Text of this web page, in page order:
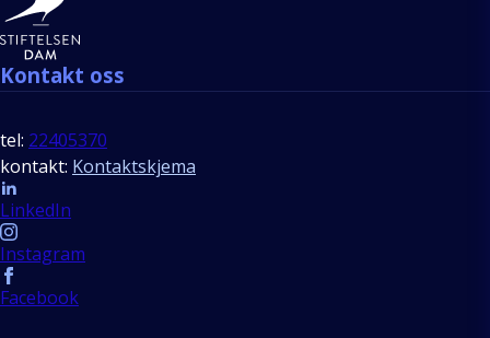
Kontakt oss
tel: 22405370
kontakt: Kontaktskjema
Follow us
LinkedIn
Instagram
Facebook